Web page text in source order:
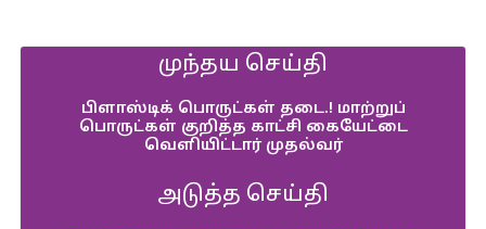
முந்தய செய்தி
பிளாஸ்டிக் பொருட்கள் தடை.! மாற்றுப்
பொருட்கள் குறித்த காட்சி கையேட்டை
வெளியிட்டார் முதல்வர்
அடுத்த செய்தி